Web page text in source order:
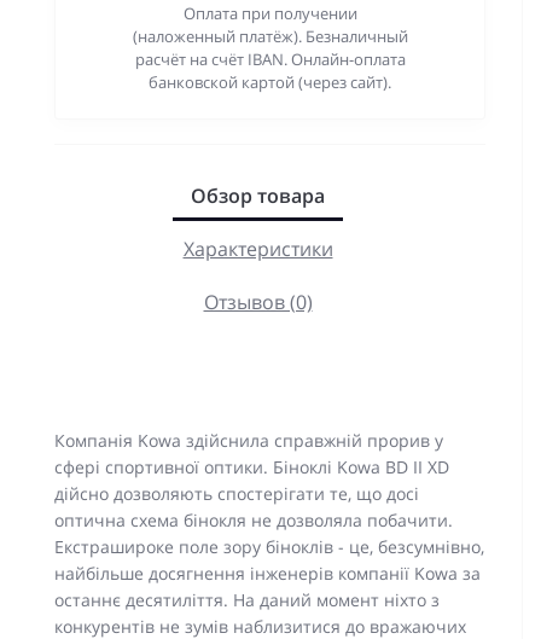
Оплата при получении
(наложенный платёж). Безналичный
расчёт на счёт IBAN. Онлайн-оплата
банковской картой (через сайт).
Обзор товара
Характеристики
Отзывов (0)
Компанія Kowa здійснила справжній прорив у
сфері спортивної оптики. Біноклі Kowa BD II XD
дійсно дозволяють спостерігати те, що досі
оптична схема бінокля не дозволяла побачити.
Екстрашироке поле зору біноклів - це, безсумнівно,
найбільше досягнення інженерів компанії Kowa за
останнє десятиліття. На даний момент ніхто з
конкурентів не зумів наблизитися до вражаючих